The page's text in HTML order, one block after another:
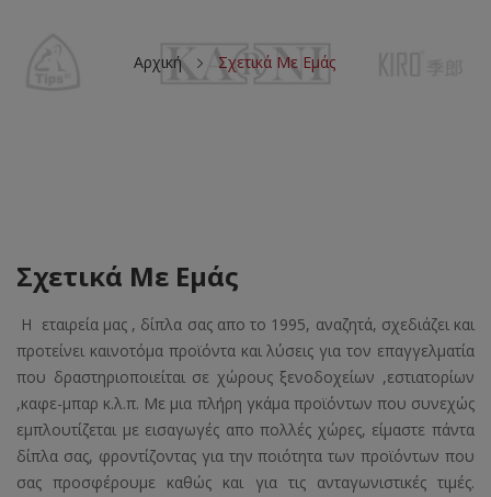
Αρχική Σχετικά Με Εμάς
Σχετικά Με Εμάς
Η εταιρεία μας , δίπλα σας απο το 1995, αναζητά, σχεδιάζει και
προτείνει καινοτόμα προϊόντα και λύσεις για τον επαγγελματία
που δραστηριοποιείται σε χώρους ξενοδοχείων ,εστιατορίων
,καφε-μπαρ κ.λ.π. Με μια πλήρη γκάμα προϊόντων που συνεχώς
εμπλουτίζεται με εισαγωγές απο πολλές χώρες, είμαστε πάντα
δίπλα σας, φροντίζοντας για την ποιότητα των προϊόντων που
σας προσφέρουμε καθώς και για τις ανταγωνιστικές τιμές.